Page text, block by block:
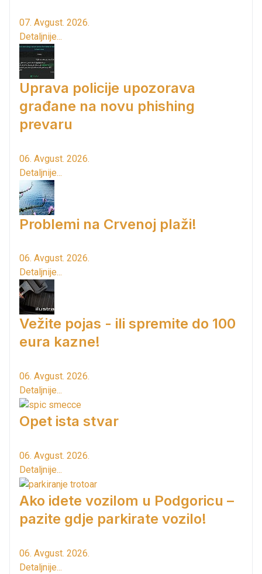
07. Avgust. 2026.
Detaljnije...
Uprava policije upozorava
građane na novu phishing
prevaru
06. Avgust. 2026.
Detaljnije...
Problemi na Crvenoj plaži!
06. Avgust. 2026.
Detaljnije...
Vežite pojas - ili spremite do 100
eura kazne!
06. Avgust. 2026.
Detaljnije...
Opet ista stvar
06. Avgust. 2026.
Detaljnije...
Ako idete vozilom u Podgoricu –
pazite gdje parkirate vozilo!
06. Avgust. 2026.
Detaljnije...